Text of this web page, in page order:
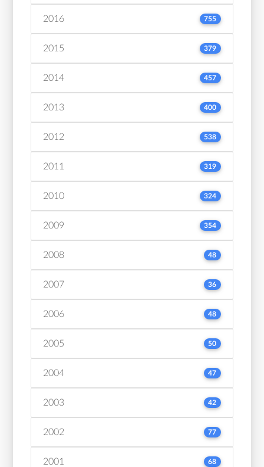
2016 755
2015 379
2014 457
2013 400
2012 538
2011 319
2010 324
2009 354
2008 48
2007 36
2006 48
2005 50
2004 47
2003 42
2002 77
2001 68